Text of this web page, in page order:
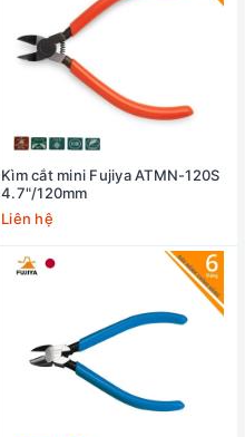
Kìm cắt mini Fujiya ATMN-120S
4.7"/120mm
Liên hệ